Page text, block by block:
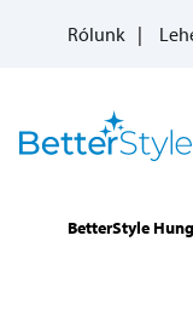
Rólunk
BetterStyle